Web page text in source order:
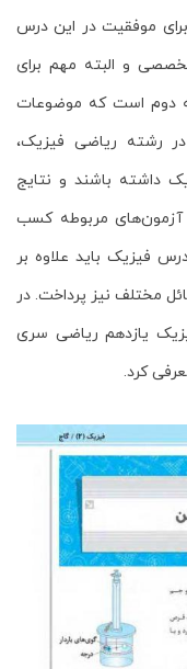
موفقیت در این درس
و البته مهم برای
دوم است که موضوعات
رشته ریاضی فیزیک،
داشته باشند و نتایج
آزمون‌های مربوطه کسب
فیزیک باید علاوه بر
مختلف نیز پرداخت. در
یازدهم ریاضی سری
کرد.